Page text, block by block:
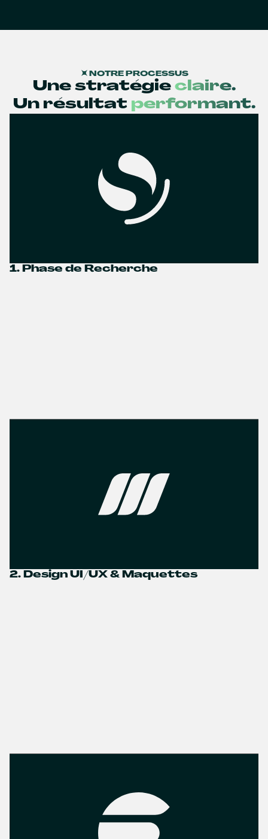
NOTRE PROCESSUS
Une stratégie claire.
Un résultat performant.
1. Phase de Recherche
2. Design UI/UX & Maquettes